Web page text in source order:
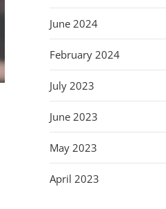
June 2024
February 2024
July 2023
June 2023
May 2023
April 2023